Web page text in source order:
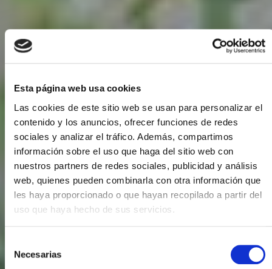
Esta página web usa cookies
Las cookies de este sitio web se usan para personalizar el
contenido y los anuncios, ofrecer funciones de redes
sociales y analizar el tráfico. Además, compartimos
información sobre el uso que haga del sitio web con
nuestros partners de redes sociales, publicidad y análisis
web, quienes pueden combinarla con otra información que
les haya proporcionado o que hayan recopilado a partir del
uso que haya hecho de sus servicios.
Necesarias